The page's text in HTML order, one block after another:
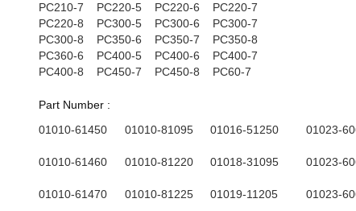
PC210-7
PC220-5 PC220-6
PC220-7
PC220-8
PC300-5 PC300-6
PC300-7
PC300-8
PC350-6 PC350-7
PC350-8
PC360-6
PC400-5 PC400-6
PC400-7
PC400-8
PC450-7 PC450-8 PC60-7
Part Number :
01010-61450
01010-81095 01016-51250 01023-
01010-61460
01010-81220 01018-31095 01023-
01010-61470
01010-81225 01019-11205 01023-